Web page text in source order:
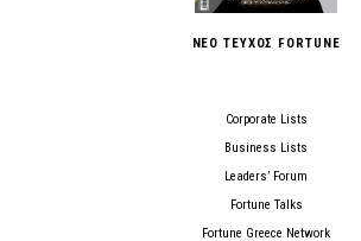
ΝΕΟ ΤΕΥΧΟΣ FORTUNE
Corporate Lists
Business Lists
Leaders’ Forum
Fortune Talks
Fortune Greece Network